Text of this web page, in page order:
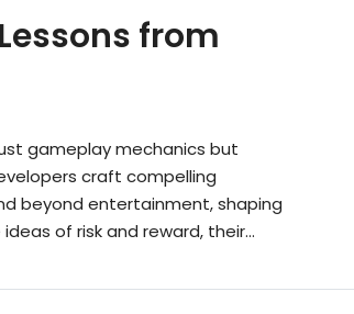
from
gameplay mechanics but
craft compelling
beyond entertainment, shaping
of risk and reward, their...